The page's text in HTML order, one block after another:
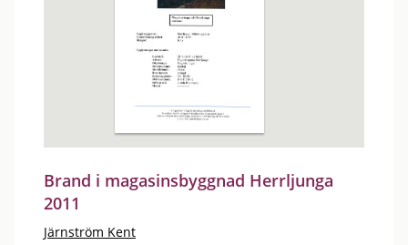
Brand i magasinsbyggnad Herrljunga
2011
Järnström Kent